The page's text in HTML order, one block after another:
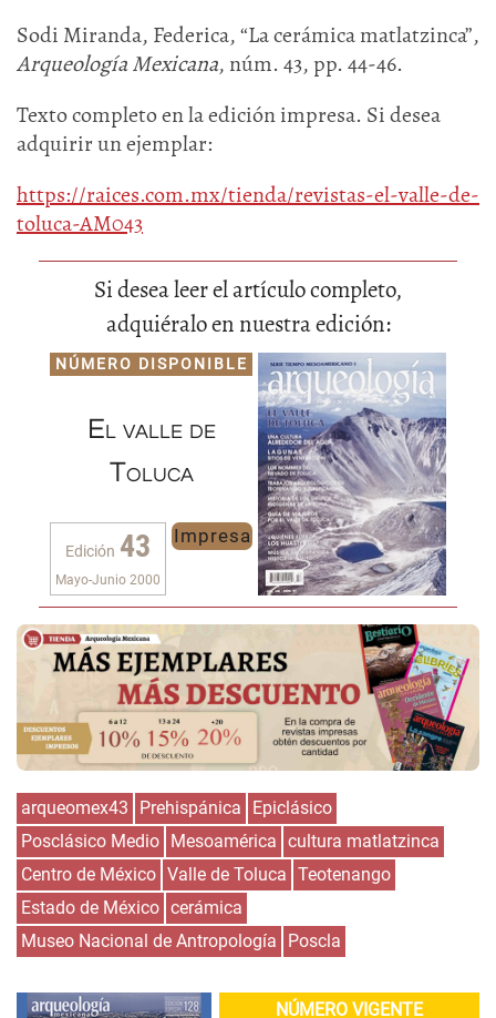
Sodi Miranda, Federica, “La cerámica matlatzinca”,
Arqueología Mexicana, núm. 43, pp. 44-46.
Texto completo en la edición impresa. Si desea
adquirir un ejemplar:
https://raices.com.mx/tienda/revistas-el-valle-de-
toluca-AM043
Si desea leer el artículo completo,
adquiéralo en nuestra edición:
NÚMERO DISPONIBLE
El valle de
Toluca
Edición 43
Mayo-Junio 2000
Impresa
arqueomex43 Prehispánica
Epiclásico
Posclásico Medio Mesoamérica cultura matlatzinca
Centro de México Valle de Toluca Teotenango
Estado de México cerámica
Museo Nacional de Antropología
Poscla
NÚMERO VIGENTE